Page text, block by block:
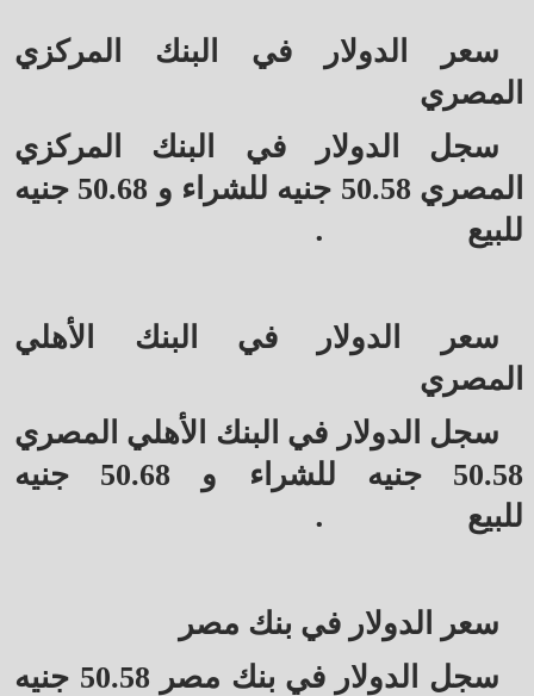
سعر الدولار في البنك المركزي
المصري
سجل الدولار في البنك المركزي
المصري 50.58 جنيه للشراء و 50.68 جنيه
للبيع
.
سعر الدولار في البنك الأهلي
المصري
سجل الدولار في البنك الأهلي المصري
50.58 جنيه للشراء و 50.68 جنيه
للبيع
.
سعر الدولار في بنك مصر
سجل الدولار في بنك مصر 50.58 جنيه